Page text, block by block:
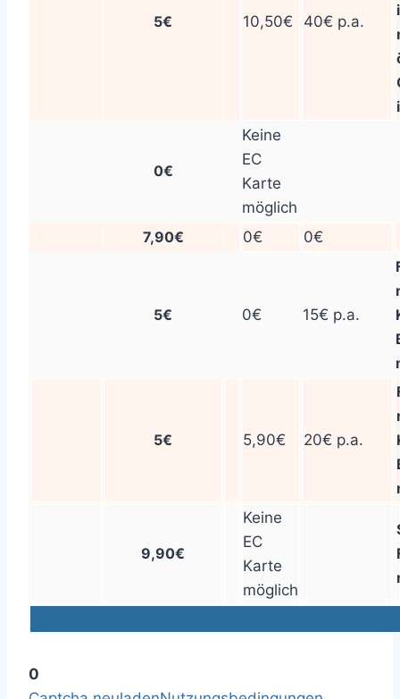
5€ 10,50€ 40€ p.a.
0€
Keine
EC
Karte
möglich
7,90€
0€ 0€
5€ 0€ 15€ p.a.
5€ 5,90€ 20€ p.a.
9,90€
Keine
EC
Karte
möglich
0